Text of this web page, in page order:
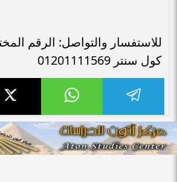
كول سنتر 01201111569